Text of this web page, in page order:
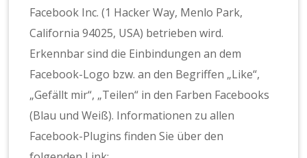
Facebook Inc. (1 Hacker Way, Menlo Park,
California 94025, USA) betrieben wird.
Erkennbar sind die Einbindungen an dem
Facebook-Logo bzw. an den Begriffen „Like“,
„Gefällt mir“, „Teilen“ in den Farben Facebooks
(Blau und Weiß). Informationen zu allen
Facebook-Plugins finden Sie über den